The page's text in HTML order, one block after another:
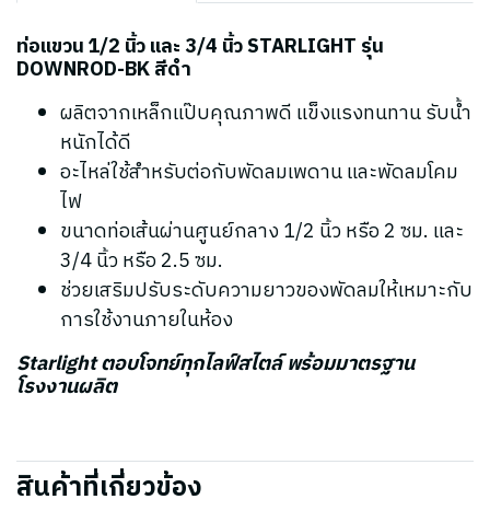
ท่อแขวน 1/2 นิ้ว และ 3/4 นิ้ว STARLIGHT รุ่น
DOWNROD-BK สีดำ
ผลิตจากเหล็กแป๊บคุณภาพดี แข็งแรงทนทาน รับน้ำ
หนักได้ดี
อะไหล่ใช้สำหรับต่อกับพัดลมเพดาน และพัดลมโคม
ไฟ
ขนาดท่อเส้นผ่านศูนย์กลาง 1/2 นิ้ว หรือ 2 ซม. และ
3/4 นิ้ว หรือ 2.5 ซม.
ช่วยเสริมปรับระดับความยาวของพัดลมให้เหมาะกับ
การใช้งานภายในห้อง
Starlight ตอบโจทย์ทุกไลฟ์สไตล์ พร้อมมาตรฐาน
โรงงานผลิต
สินค้าที่เกี่ยวข้อง